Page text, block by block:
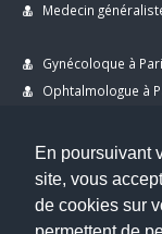
En poursuivant
site, vous
de cookies sur
Medecin
Gynécoloque à
Ophtalmologue à
Dentiste à Paris